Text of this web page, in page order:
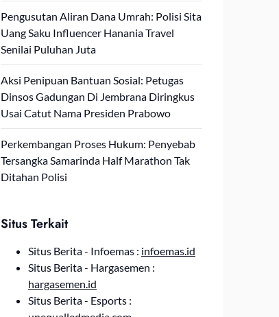
Pengusutan Aliran Dana Umrah: Polisi Sita
Uang Saku Influencer Hanania Travel
Senilai Puluhan Juta
Aksi Penipuan Bantuan Sosial: Petugas
Dinsos Gadungan Di Jembrana Diringkus
Usai Catut Nama Presiden Prabowo
Perkembangan Proses Hukum: Penyebab
Tersangka Samarinda Half Marathon Tak
Ditahan Polisi
Situs Terkait
Situs Berita - Infoemas : infoemas.id
Situs Berita - Hargasemen :
hargasemen.id
Situs Berita - Esports :